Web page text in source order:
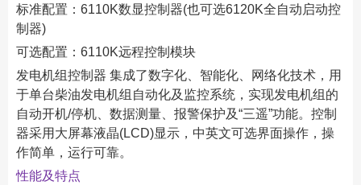
标准配置：6110K数显控制器(也可选6120K全自动启动控
制器)
可选配置：6110K远程控制模块
发电机组控制器 集成了数字化、智能化、网络化技术，用
于单台柴油发电机组自动化及监控系统，实现发电机组的
自动开机/停机、数据测量、报警保护及“三遥”功能。控制
器采用大屏幕液晶(LCD)显示，中英文可选界面操作，操
作简单，运行可靠。
性能及特点